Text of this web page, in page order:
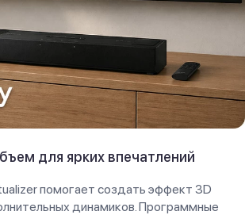
для ярких впечатлений
помогает создать эффект 3D
динамиков. Программные